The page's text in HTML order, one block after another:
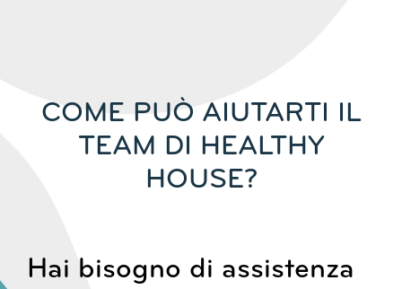
COME PUÒ AIUTARTI IL
TEAM DI HEALTHY
HOUSE?
Hai bisogno di assistenza